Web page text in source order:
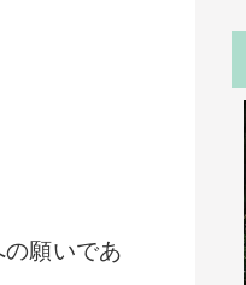
願いであ